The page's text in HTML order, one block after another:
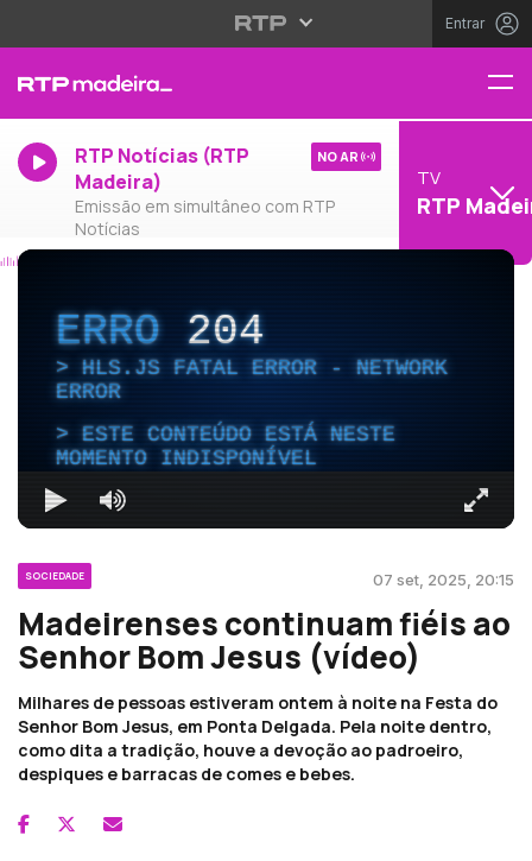
Entrar
RTP Notícias (RTP
Madeira)
Emissão em simultâneo com RTP
Notícias
NO AR
TV
RTP
ERRO204
HLS.JS FATAL ERROR - NETWORK
ERROR
ESTE CONTEÚDO ESTÁ NESTE
MOMENTO INDISPONÍVEL
SOCIEDADE 07 set, 2025, 20:15
Madeirenses continuam fiéis ao
Senhor Bom Jesus (vídeo)
Milhares de pessoas estiveram ontem à noite na Festa do
Senhor Bom Jesus, em Ponta Delgada. Pela noite dentro,
como dita a tradição, houve a devoção ao padroeiro,
despiques e barracas de comes e bebes.